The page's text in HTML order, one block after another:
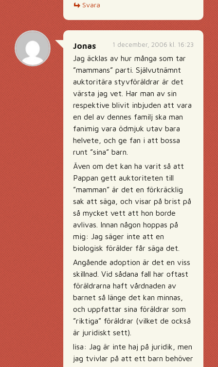
Svara
1 december, 2006 kl. 16:23
Jonas
Jag äcklas av hur många som tar
”mammans” parti. Självutnämnt
auktoritära styvföräldrar är det
värsta jag vet. Har man av sin
respektive blivit inbjuden att vara
en del av dennes familj ska man
fanimig vara ödmjuk utav bara
helvete, och ge fan i att bossa
runt ”sina” barn.
Även om det kan ha varit så att
Pappan gett auktoriteten till
”mamman” är det en förkräcklig
sak att säga, och visar på brist på
så mycket vett att hon borde
avlivas. Innan någon hoppas på
mig: Jag säger inte att en
biologisk förälder får säga det.
Angående adoption är det en viss
skillnad. Vid sådana fall har oftast
föräldrarna haft vårdnaden av
barnet så länge det kan minnas,
och uppfattar sina föräldrar som
”riktiga” föräldrar (vilket de också
är juridiskt sett).
lisa: Jag är inte haj på juridik, men
jag tvivlar på att ett barn behöver